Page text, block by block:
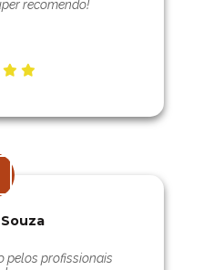
recomendo!
pelos profissionais